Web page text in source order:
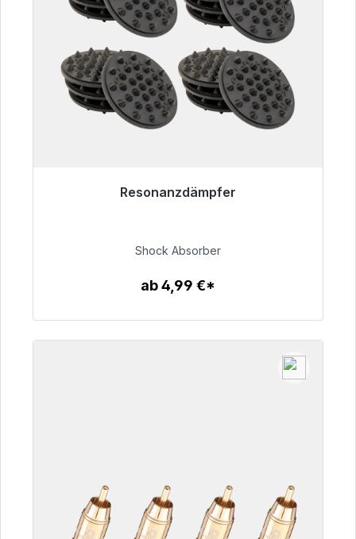
Resonanzdämpfer
54,99 €
Shock Absorber
ab 4,99 €*